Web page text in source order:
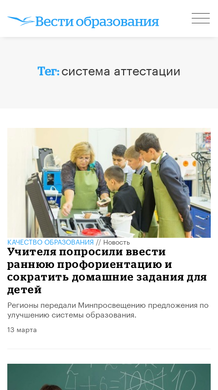
Тег:система аттестации
КАЧЕСТВО ОБРАЗОВАНИЯ//Новость
Учителя попросили ввести
раннюю профориентацию и
сократить домашние задания для
детей
Регионы передали Минпросвещению предложения по
улучшению системы образования.
13 марта